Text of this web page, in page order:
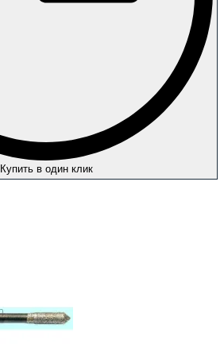
Купить в один клик